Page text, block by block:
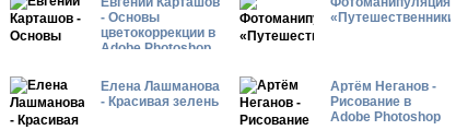
- Основы
цветокоррекции в
Adobe Photoshop
«Путешественники»
Елена Лашманова
- Красивая зелень
Артём Неганов -
Рисование в
Adobe Photoshop